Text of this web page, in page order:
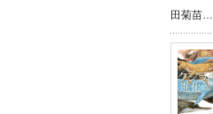
田菊苗…